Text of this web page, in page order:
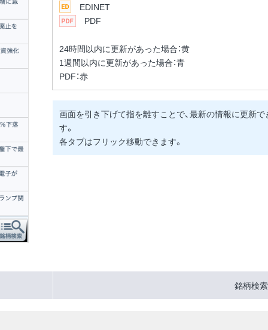
EDINET
PDF
24時間以内に更新があった場合：黄
1週間以内に更新があった場合：青
PDF：赤
画面を引き下げて指を離すことで、最新の情報に更新で
す。
各タブはフリック移動できます。
銘柄検索